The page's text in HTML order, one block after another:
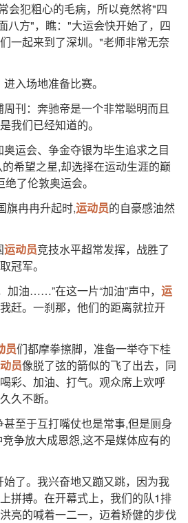
会犯粗心的毛病，所以竟然将"四
八方"，瞧："大运会快开始了，四
们一起来到了深圳。"老师非常无奈
入场地准备比赛。
刊：奔驰帝是一个非常聪明而且
我们已经知道的。
奥运会、争金夺银为毕生追求之目
希望之星,却选择在运动生涯的巅
了伦敦奥运会。
旗冉冉升起时,运动员的自豪感油然
运动员竞技水平超常发挥，战胜了
冠军。
加油……”在这一片“加油”声中， 运
赶。一刹那，他们的距离就拉开
员们都摩拳擦脚，准备一举夺下桂
员像脱了弦的箭似的飞了出去，同
彩、加油、打气。观众席上欢呼
久不断。
甚至于互打嘴仗也是常事,但是厕身
争放大成恩怨,这不是媒体应有的
了。我兴奋地又蹦又跳，因为我
拼搏。在开幕式上，我们的队1排
亮的喊着一二一，迈着矫健的步伐